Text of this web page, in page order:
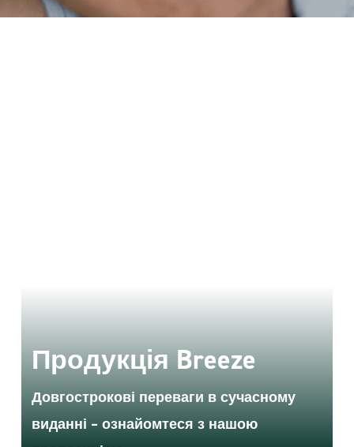
ВІТЕРЦЕМ
Breeze PV
Retrofit
Продукція Breeze
Довгострокові переваги в сучасному
виданні – ознайомтеся з нашою